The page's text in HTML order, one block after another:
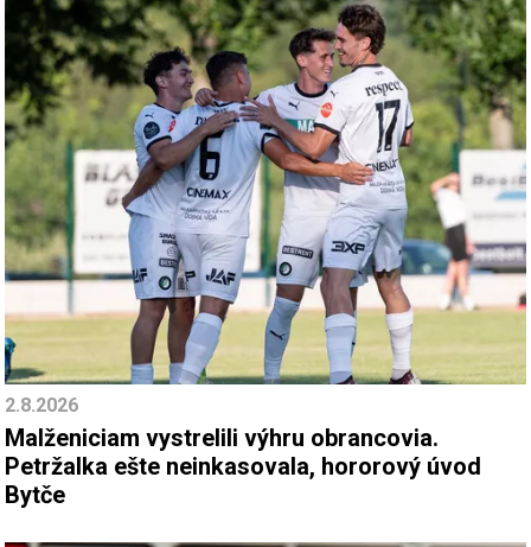
2.8.2026
Malženiciam vystrelili výhru obrancovia.
Petržalka ešte neinkasovala, hororový úvod
Bytče